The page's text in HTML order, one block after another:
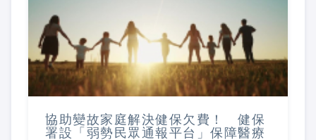
協助變故家庭解決健保欠費！ 健保
署設「弱勢民眾通報平台」保障醫療